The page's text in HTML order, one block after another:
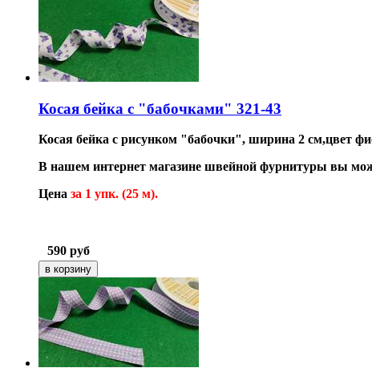
Косая бейка с "бабочками" 321-43
Косая бейка с рисунком "бабочки", ширина 2 см,цвет
В нашем интернет магазине швейной фурнитуры вы
Цена за 1 упк. (25 м).
590 руб